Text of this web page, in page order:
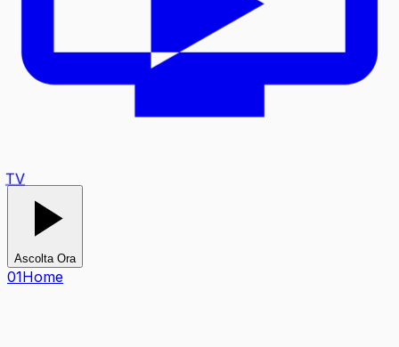
Ascolta Ora
01Home